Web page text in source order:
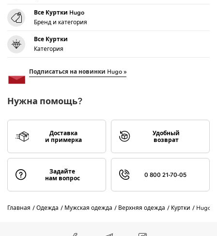
Все Куртки Hugo
Бренд и категория
Все Куртки
Категория
Подписаться на новинки Hugo »
Нужна помощь?
Доставка
и примерка
Удобный
возврат
Задайте
нам вопрос
0 800 21-70-05
Главная Одежда Мужская одежда Верхняя одежда Куртки Hugo